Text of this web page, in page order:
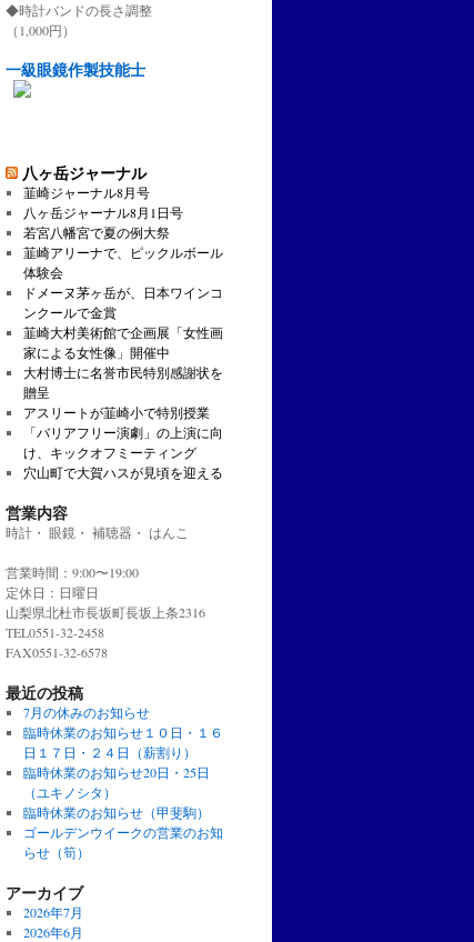
◆時計バンドの長さ調整
（1,000円）
一級眼鏡作製技能士
八ヶ岳ジャーナル
韮崎ジャーナル8月号
八ヶ岳ジャーナル8月1日号
若宮八幡宮で夏の例大祭
韮崎アリーナで、ピックルボール
体験会
ドメーヌ茅ヶ岳が、日本ワインコ
ンクールで金賞
韮崎大村美術館で企画展「女性画
家による女性像」開催中
大村博士に名誉市民特別感謝状を
贈呈
アスリートが韮崎小で特別授業
「バリアフリー演劇」の上演に向
け、キックオフミーティング
穴山町で大賀ハスが見頃を迎える
営業内容
時計・ 眼鏡・ 補聴器・ はんこ
営業時間：9:00〜19:00
定休日：日曜日
山梨県北杜市長坂町長坂上条2316
TEL0551-32-2458
FAX0551-32-6578
最近の投稿
7月の休みのお知らせ
臨時休業のお知らせ１０日・１６
日１７日・２４日（薪割り）
臨時休業のお知らせ20日・25日
（ユキノシタ）
臨時休業のお知らせ（甲斐駒）
ゴールデンウイークの営業のお知
らせ（筍）
アーカイブ
2026年7月
2026年6月